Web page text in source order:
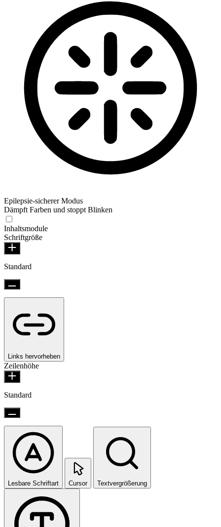
Epilepsie-sicherer Modus
Dämpft Farben und stoppt Blinken
Inhaltsmodule
Schriftgröße
Standard
Links hervorheben
Zeilenhöhe
Standard
Lesbare Schriftart Cursor Textvergrößerung